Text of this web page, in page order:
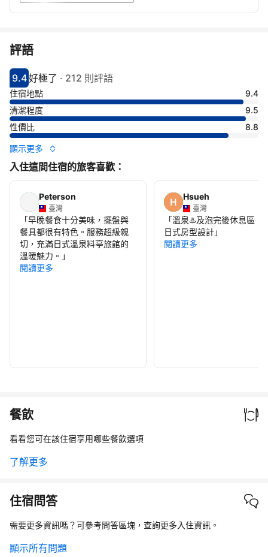
評語
分數9.4分
9.4
評比好極了
好極了 · 212 則評語
住宿地點
9.4
清潔程度
9.5
性價比
8.8
顯示更多
入住這間住宿的旅客喜歡：
Peterson
臺灣
「早晚餐食十分美味，擺盤與
餐具都很有特色。服務超級親
切，充滿日式溫泉料亭旅館的
溫暖魅力。 」
閱讀更多
Hsueh
臺灣
「溫泉♨️及泡完後休息區
日式房型設計」
閱讀更多
餐飲
看看您可在該住宿享用哪些餐飲選項
了解更多
住宿問答
需要更多資訊嗎？可參考問答區塊，查詢更多入住資訊。
顯示所有問題